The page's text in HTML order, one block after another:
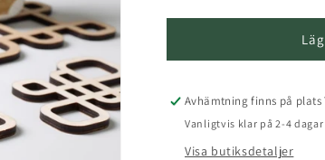
i
Avhämtning finns på plats
Vanligtvis klar på 2-4 dagar
Visa butiksdetaljer